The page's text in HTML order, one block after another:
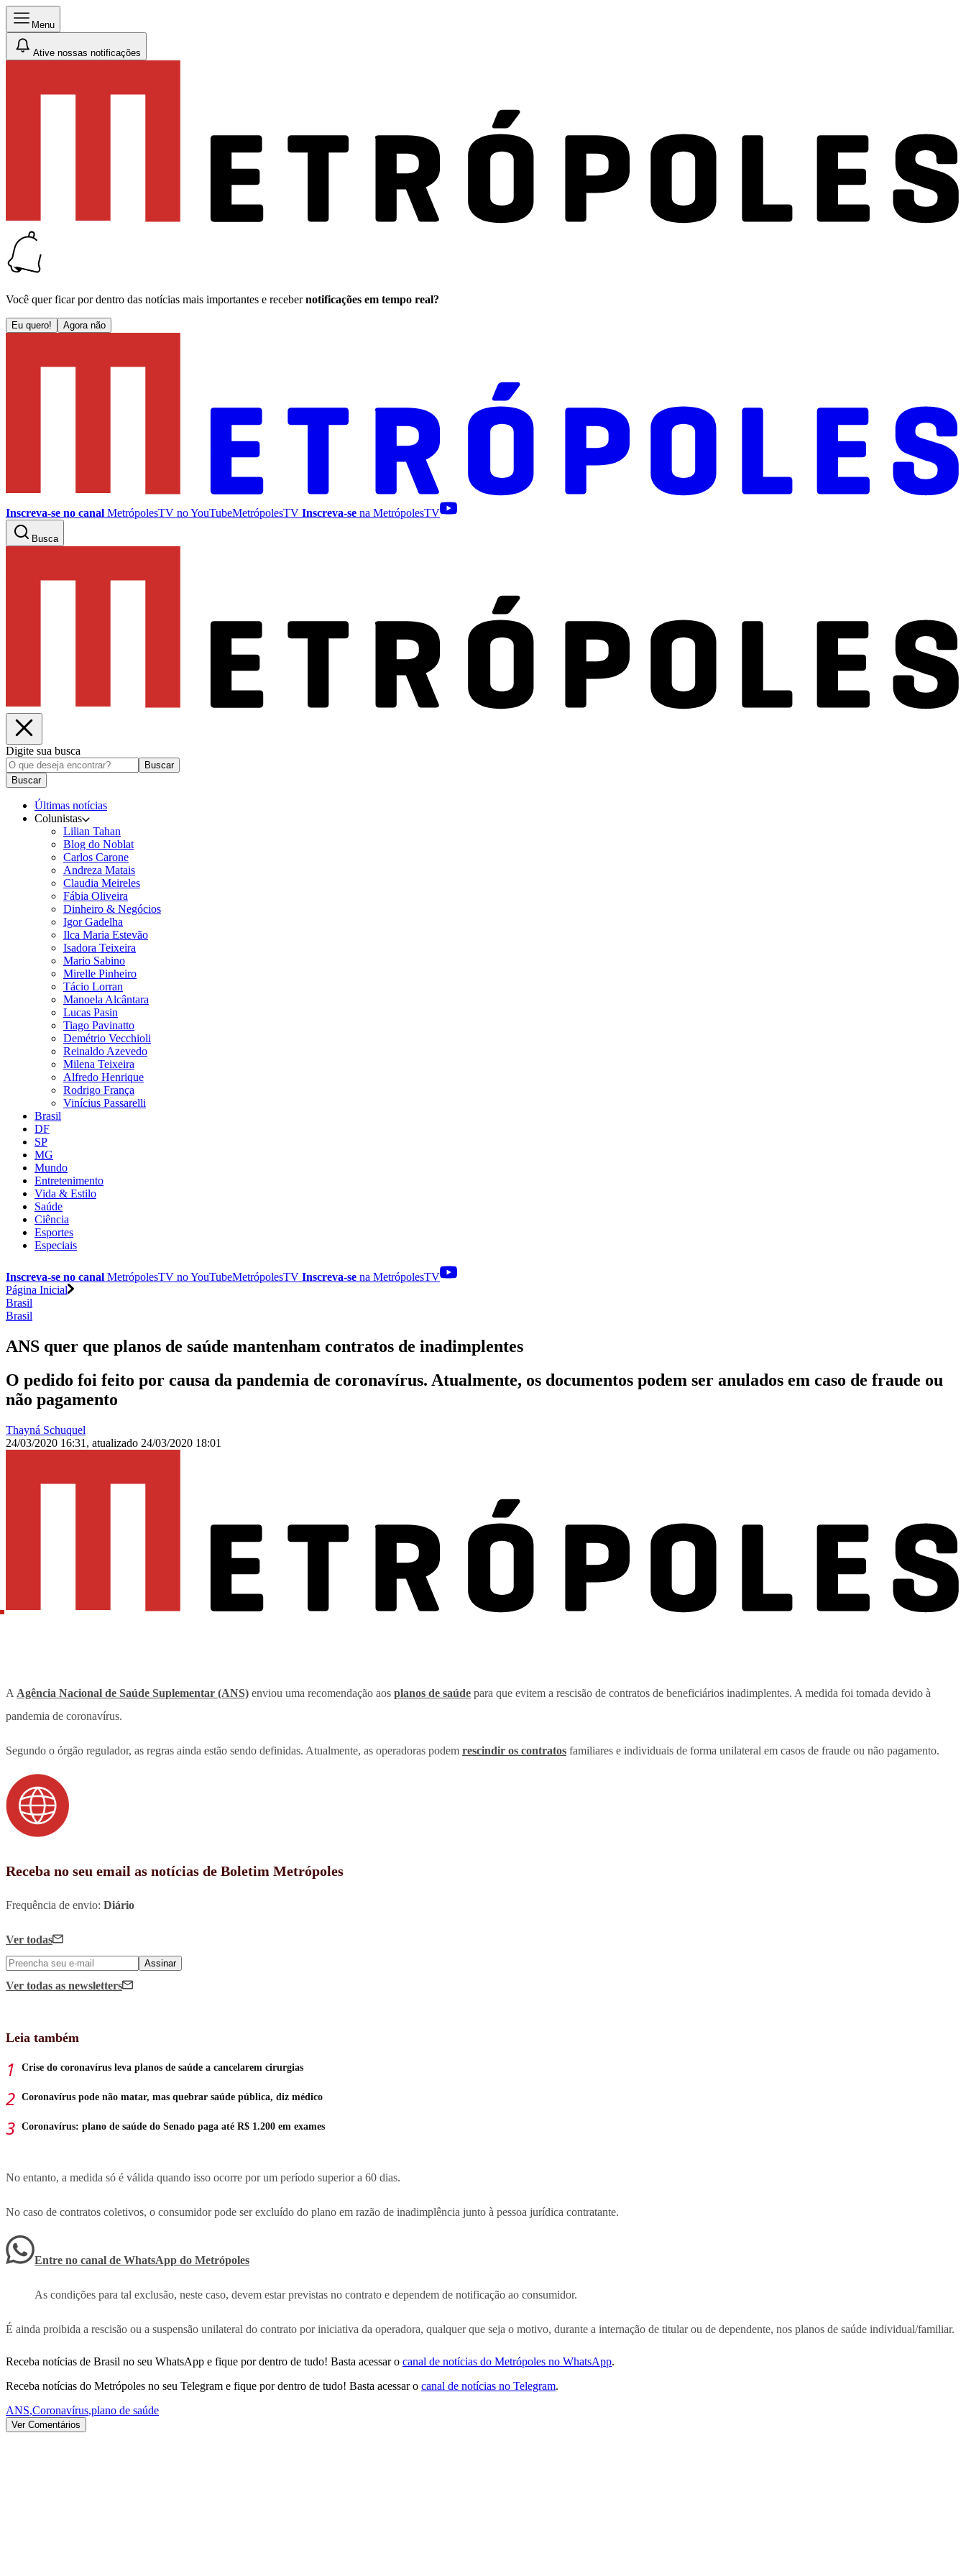
Menu
Ative nossas notificações
Você quer ficar por dentro das notícias mais importantes e receber notificações em tempo real?
Eu quero! Agora não
Inscreva-se no canal MetrópolesTV noYouTubeMetrópolesTV Inscreva-se na MetrópolesTV
Busca
Digite sua busca
Buscar
Buscar
Últimas notícias
Colunistas
Lilian Tahan
Blog do Noblat
Carlos Carone
Andreza Matais
Claudia Meireles
Fábia Oliveira
Dinheiro & Negócios
Igor Gadelha
Ilca Maria Estevão
Isadora Teixeira
Mario Sabino
Mirelle Pinheiro
Tácio Lorran
Manoela Alcântara
Lucas Pasin
Tiago Pavinatto
Demétrio Vecchioli
Reinaldo Azevedo
Milena Teixeira
Alfredo Henrique
Rodrigo França
Vinícius Passarelli
Brasil
DF
SP
MG
Mundo
Entretenimento
Vida & Estilo
Saúde
Ciência
Esportes
Especiais
Inscreva-se no canal MetrópolesTV noYouTubeMetrópolesTV Inscreva-se na MetrópolesTV
Página Inicial
Brasil
Brasil
ANS quer que planos de saúde mantenham contratos de inadimplentes
O pedido foi feito por causa da pandemia de coronavírus. Atualmente, os documentos podem ser anulados em caso de fraude ou
não pagamento
Thayná Schuquel
24/03/2020 16:31 , atualizado 24/03/2020 18:01
A Agência Nacional de Saúde Suplementar (ANS) enviou uma recomendação aos planos de saúde para que evitem a rescisão de contratos de beneficiários inadimplentes. A medida foi tomada devido à
pandemia de coronavírus.
Segundo o órgão regulador, as regras ainda estão sendo definidas. Atualmente, as operadoras podem rescindir os contratos familiares e individuais de forma unilateral em casos de fraude ou não pagamento.
Receba no seu email as notícias de Boletim Metrópoles
Frequência de envio: Diário
Ver todas
Assinar
Ver todas as newsletters
Leia também
Crise do coronavírus leva planos de saúde a cancelarem cirurgias
Coronavírus pode não matar, mas quebrar saúde pública, diz médico
Coronavírus: plano de saúde do Senado paga até R$ 1.200 em exames
No entanto, a medida só é válida quando isso ocorre por um período superior a 60 dias.
No caso de contratos coletivos, o consumidor pode ser excluído do plano em razão de inadimplência junto à pessoa jurídica contratante.
Entre no canal de WhatsApp do Metrópoles
As condições para tal exclusão, neste caso, devem estar previstas no contrato e dependem de notificação ao consumidor.
É ainda proibida a rescisão ou a suspensão unilateral do contrato por iniciativa da operadora, qualquer que seja o motivo, durante a internação de titular ou de dependente, nos planos de saúde individual/familiar.
Receba notícias de Brasil no seu WhatsApp e fique por dentro de tudo! Basta acessar o canal de notícias do Metrópoles no WhatsApp.
Receba notícias do Metrópoles no seu Telegram e fique por dentro de tudo! Basta acessar o canal de notícias no Telegram.
ANS,Coronavírus,plano de saúde
Ver Comentários